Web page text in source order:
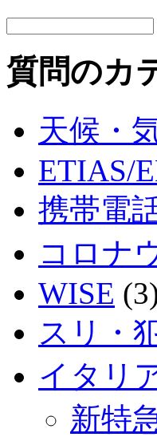
質問のカ
天候・
ETIAS/
携帯電
コロナ
WISE
スリ・
イタリ
新特